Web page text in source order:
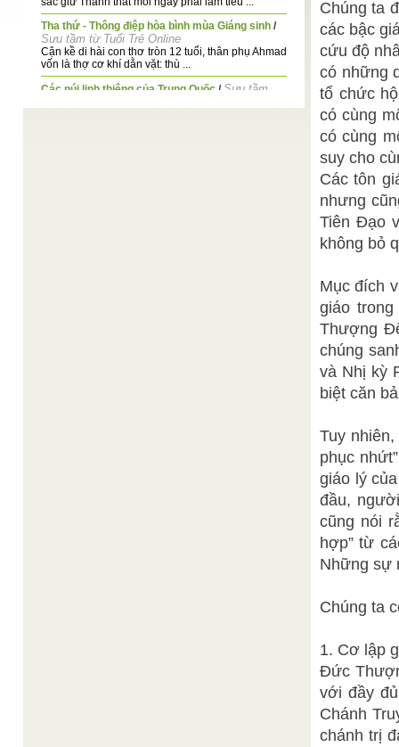
Tha thứ - Thông điệp hòa bình mùa Giáng sinh /
Sưu tầm từ Tuổi Trẻ Online
Cận kề di hài con thơ tròn 12 tuổi, thân phụ Ahmad
vốn là thợ cơ khí dằn vặt: thù ...
Các núi linh thiêng của Trung Quốc / Sưu tầm
Chúng ta
các bậc
cứu độ
có những
tổ chức
có cùng
có cùng
suy cho
Các tôn
nhưng
Tiên Đạo
không bỏ
Mục đích
giáo
Thượng
chúng
và Nhị kỳ
biệt căn
Tuy
phục
giáo lý
đầu,
cũng nói
hợp” từ
Những sự
Chúng ta
1. Cơ lập
Đức
với đầy
Chánh
chánh trị